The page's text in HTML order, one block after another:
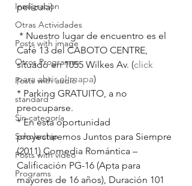
Inmigracion
Otras Actividades
Posts with image
Otros Programas
Posts with audio
standard
Sin categoría
Scholarship
Posts with video
Programs
película)
Café 13 del CABOTO CENTRE,
situado en 1055 Wilkes Av. (click
para abrir el mapa)
* Parking GRATUITO, a no
preocuparse.
* En esta oportunidad
proyectaremos Juntos para Siempre
(2011) Comedia Romántica –
Calificación PG-16 (Apta para
mayores de 16 años), Duración 101